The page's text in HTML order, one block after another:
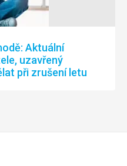
Aktuální
uzavřený
při zrušení letu